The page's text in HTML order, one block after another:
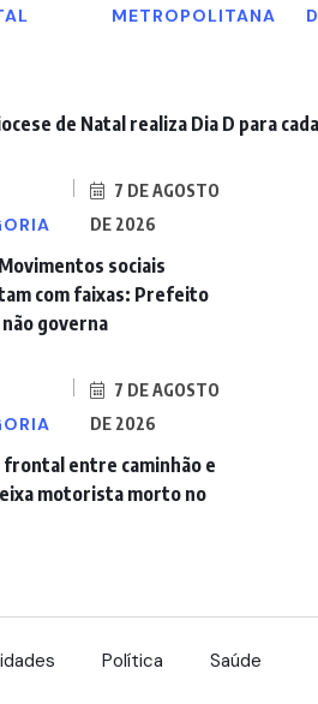
METROPOLITANA
D
de Natal realiza Dia D para
7 DE AGOSTO
DE 2026
sociais
com faixas: Prefeito
governa
7 DE AGOSTO
DE 2026
frontal entre caminhão e
motorista morto no
Política Saúde